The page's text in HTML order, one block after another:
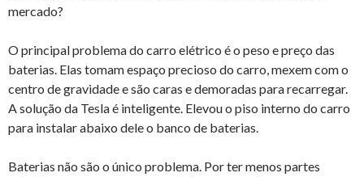
mercado?
O principal problema do carro elétrico é o peso e preço das
baterias. Elas tomam espaço precioso do carro, mexem com o
centro de gravidade e são caras e demoradas para recarregar.
A solução da Tesla é inteligente. Elevou o piso interno do carro
para instalar abaixo dele o banco de baterias.
Baterias não são o único problema. Por ter menos partes